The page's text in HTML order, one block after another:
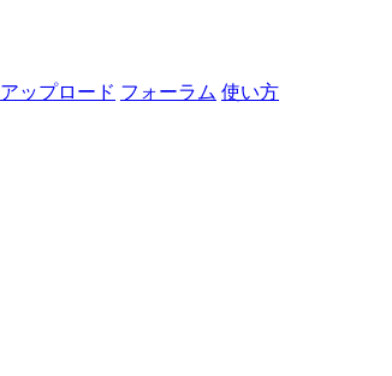
アップロード フォーラム 使い方